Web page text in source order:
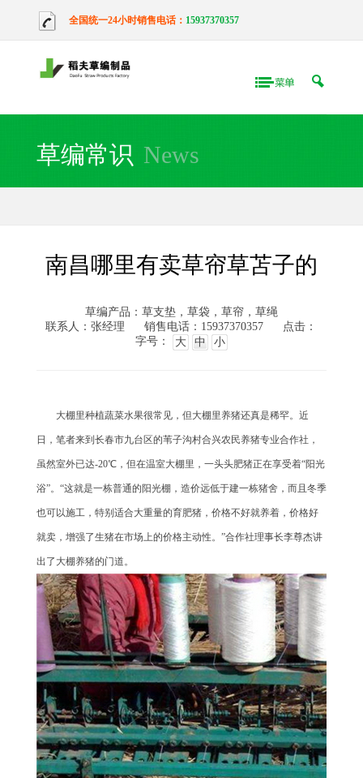
全国统一24小时销售电话： 15937370357
草编常识 News
南昌哪里有卖草帘草苫子的
草编产品：草支垫，草袋，草帘，草绳
联系人：张经理
销售电话：15937370357
点击：
字号：
大 中 小
大棚里种植蔬菜水果很常见，但大棚里养猪还真是稀罕。近
日，笔者来到长春市九台区的苇子沟村合兴农民养猪专业合作社，
虽然室外已达-20℃，但在温室大棚里，一头头肥猪正在享受着“阳光
浴”。“这就是一栋普通的阳光棚，造价远低于建一栋猪舍，而且冬季
也可以施工，特别适合大重量的育肥猪，价格不好就养着，价格好
就卖，增强了生猪在市场上的价格主动性。”合作社理事长李尊杰讲
出了大棚养猪的门道。